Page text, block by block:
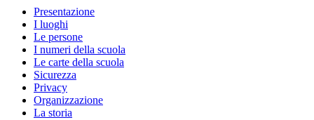
Presentazione
I luoghi
Le persone
I numeri della scuola
Le carte della scuola
Sicurezza
Privacy
Organizzazione
La storia